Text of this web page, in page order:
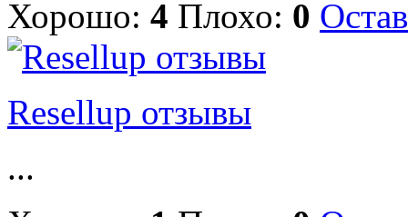
Хорошо: 4 Плохо: 0
Resellup отзывы
...